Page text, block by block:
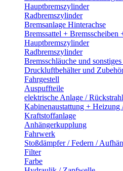
Hauptbremszylinder
Radbremszylinder
Bremsanlage Hinterachse
Bremssattel + Bremsscheiben
Hauptbremszylinder
Radbremszylinder
Bremsschläuche und
Druckluftbehälter und
Fahrgestell
Auspuffteile
elektrische Anlage /
Kabinenaustattung +
Kraftstoffanlage
Anhängerkupplung
Fahrwerk
Stoßdämpfer / Federn /
Filter
Farbe